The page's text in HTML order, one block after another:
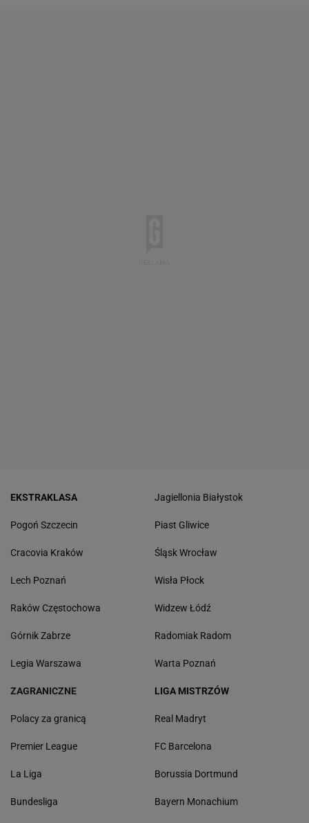
EKSTRAKLASA
Pogoń Szczecin
Cracovia Kraków
Lech Poznań
Raków Częstochowa
Górnik Zabrze
Legia Warszawa
Jagiellonia Białystok
Piast Gliwice
Śląsk Wrocław
Wisła Płock
Widzew Łódź
Radomiak Radom
Warta Poznań
ZAGRANICZNE
Polacy za granicą
Premier League
La Liga
Bundesliga
LIGA MISTRZÓW
Real Madryt
FC Barcelona
Borussia Dortmund
Bayern Monachium